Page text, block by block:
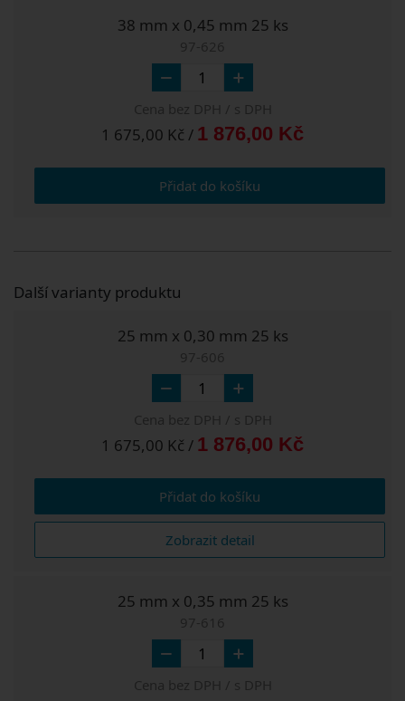
38 mm x 0,45 mm 25 ks
97-626
Cena bez DPH / s DPH
1 675,00 Kč / 1 876,00 Kč
Přidat do košíku
Další varianty produktu
25 mm x 0,30 mm 25 ks
97-606
Cena bez DPH / s DPH
1 675,00 Kč / 1 876,00 Kč
Přidat do košíku
Zobrazit detail
25 mm x 0,35 mm 25 ks
97-616
Cena bez DPH / s DPH